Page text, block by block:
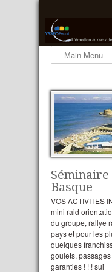
Basque
VOS ACTIVITES
mini raid
du groupe, rallye
pays et pour les
quelques
goulets,
garanties ! ! ! sui